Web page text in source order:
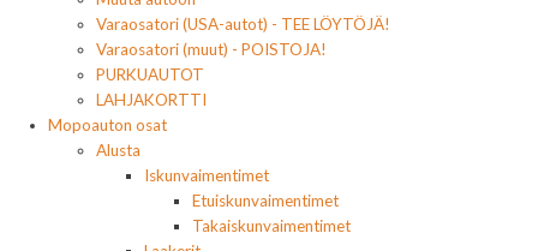
Varaosatori (USA-autot) - TEE LÖYTÖJÄ!
Varaosatori (muut) - POISTOJA!
PURKUAUTOT
LAHJAKORTTI
Mopoauton osat
Alusta
Iskunvaimentimet
Etuiskunvaimentimet
Takaiskunvaimentimet